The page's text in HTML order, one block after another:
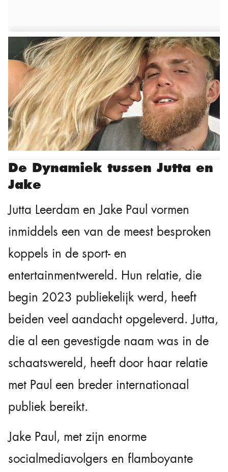
De Dynamiek tussen Jutta en
Jake
Jutta Leerdam en Jake Paul vormen
inmiddels een van de meest besproken
koppels in de sport- en
entertainmentwereld. Hun relatie, die
begin 2023 publiekelijk werd, heeft
beiden veel aandacht opgeleverd. Jutta,
die al een gevestigde naam was in de
schaatswereld, heeft door haar relatie
met Paul een breder internationaal
publiek bereikt.
Jake Paul, met zijn enorme
socialmediavolgers en flamboyante